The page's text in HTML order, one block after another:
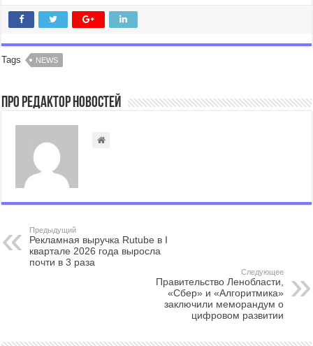
Tags NEWS
Про Редактор Новостей
Предыдущий
Рекламная выручка Rutube в I
квартале 2026 года выросла
почти в 3 раза
Следующее
Правительство Ленобласти,
«Сбер» и «Алгоритмика»
заключили меморандум о
цифровом развитии